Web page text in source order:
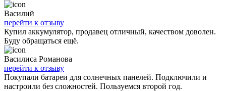
Василий
перейти к отзыву
Купил аккумулятор, продавец отличный, качеством доволен.
Буду обращаться ещё.
Василиса Романова
перейти к отзыву
Покупали батареи для солнечных панелей. Подключили и
настроили без сложностей. Пользуемся второй год.